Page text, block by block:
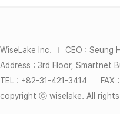
WiseLake Inc. CEO : Seung
Address : 3rd Floor, Smartnet
TEL : +82-31-421-3414
FAX
copyright ⓒ wiselake. All rights